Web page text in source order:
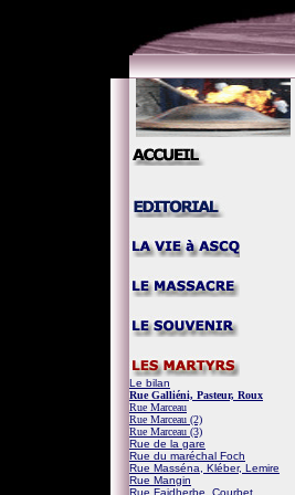
Le bilan
Rue Galliéni, Pasteur, Roux
Rue Marceau
Rue Marceau (2)
Rue Marceau (3)
Rue de la gare
Rue du maréchal Foch
Rue Masséna, Kléber, Lemire
Rue Mangin
Rue Faidherbe, Courbet